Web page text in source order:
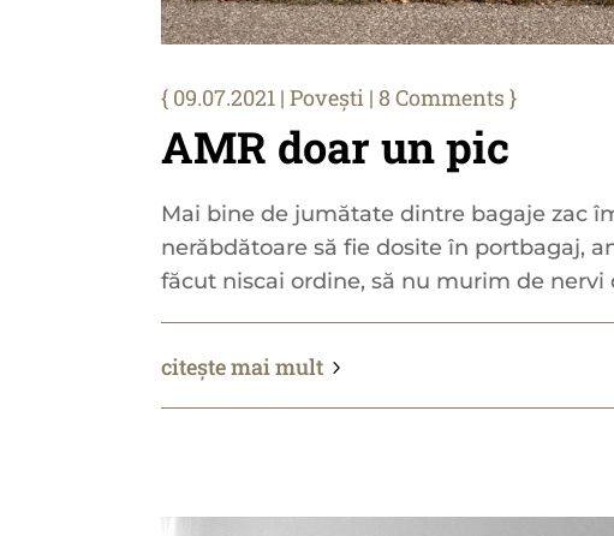
AMR doar un pic
09.07.2021 |Povești | 8 Comments
Mai bine de jumătate dintre bagaje zac
nerăbdătoare să fie dosite în portbagaj,
făcut niscai ordine, să nu murim de nervi
citește mai mult